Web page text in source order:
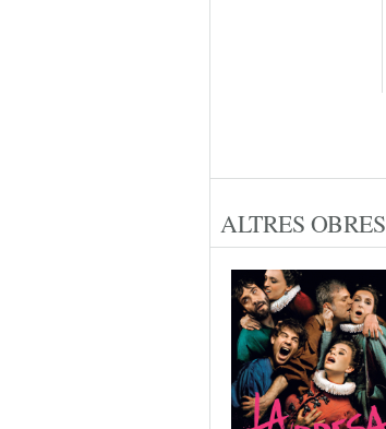
ALTRES OBRES